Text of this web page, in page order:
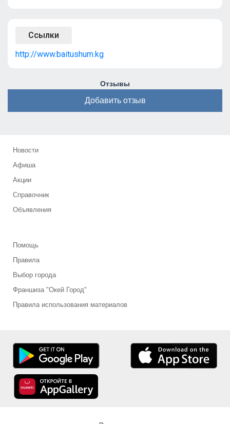
Ссылки
http://www.baitushum.kg
Отзывы
Добавить отзыв
Новости
Афиша
Акции
Справочник
Объявления
Помощь
Правила
Выбор города
Франшиза "Окей Город"
Правила использования материалов